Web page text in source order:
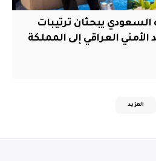
السعودي يبحثان ترتيبات
الأمني العراقي إلى المملكة
المزيد